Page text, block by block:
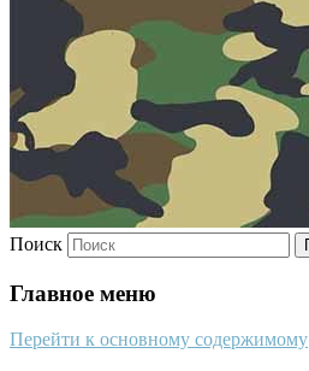
Поиск
Главное меню
Перейти к основному содержимому